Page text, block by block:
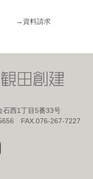
→ 資料請求
石西1丁目5番33号
FAX.076-267-7227